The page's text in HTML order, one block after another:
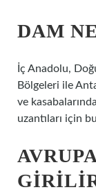
DAM
İç Anadolu,
Bölgeleri ile
ve
uzantıları için